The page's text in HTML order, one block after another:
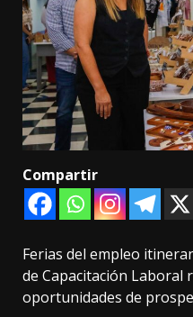
Compartir
Ferias del empleo
de Capacitación Laboral
oportunidades de